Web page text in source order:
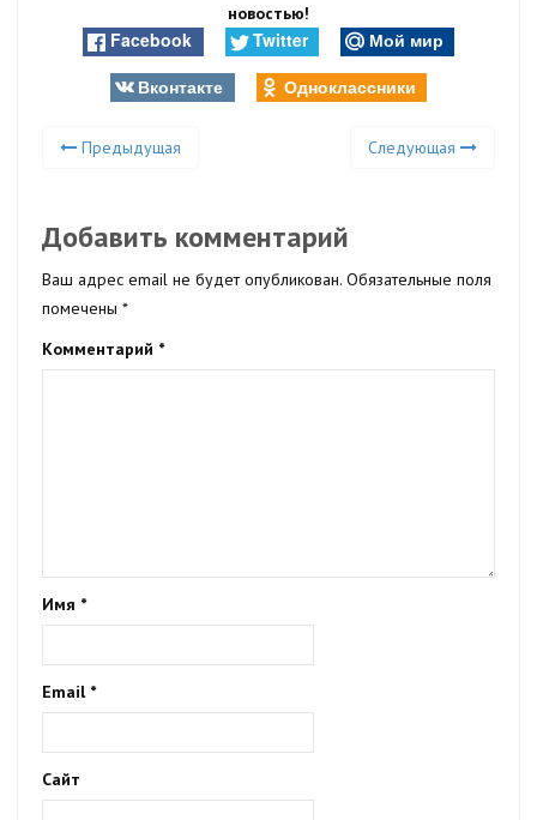
новостью!
Facebook Twitter
Мой мир
Вконтакте
Одноклассники
Предыдущая Следующая
Добавить комментарий
Ваш адрес email не будет опубликован. Обязательные поля
помечены *
Комментарий *
Имя *
Email *
Сайт